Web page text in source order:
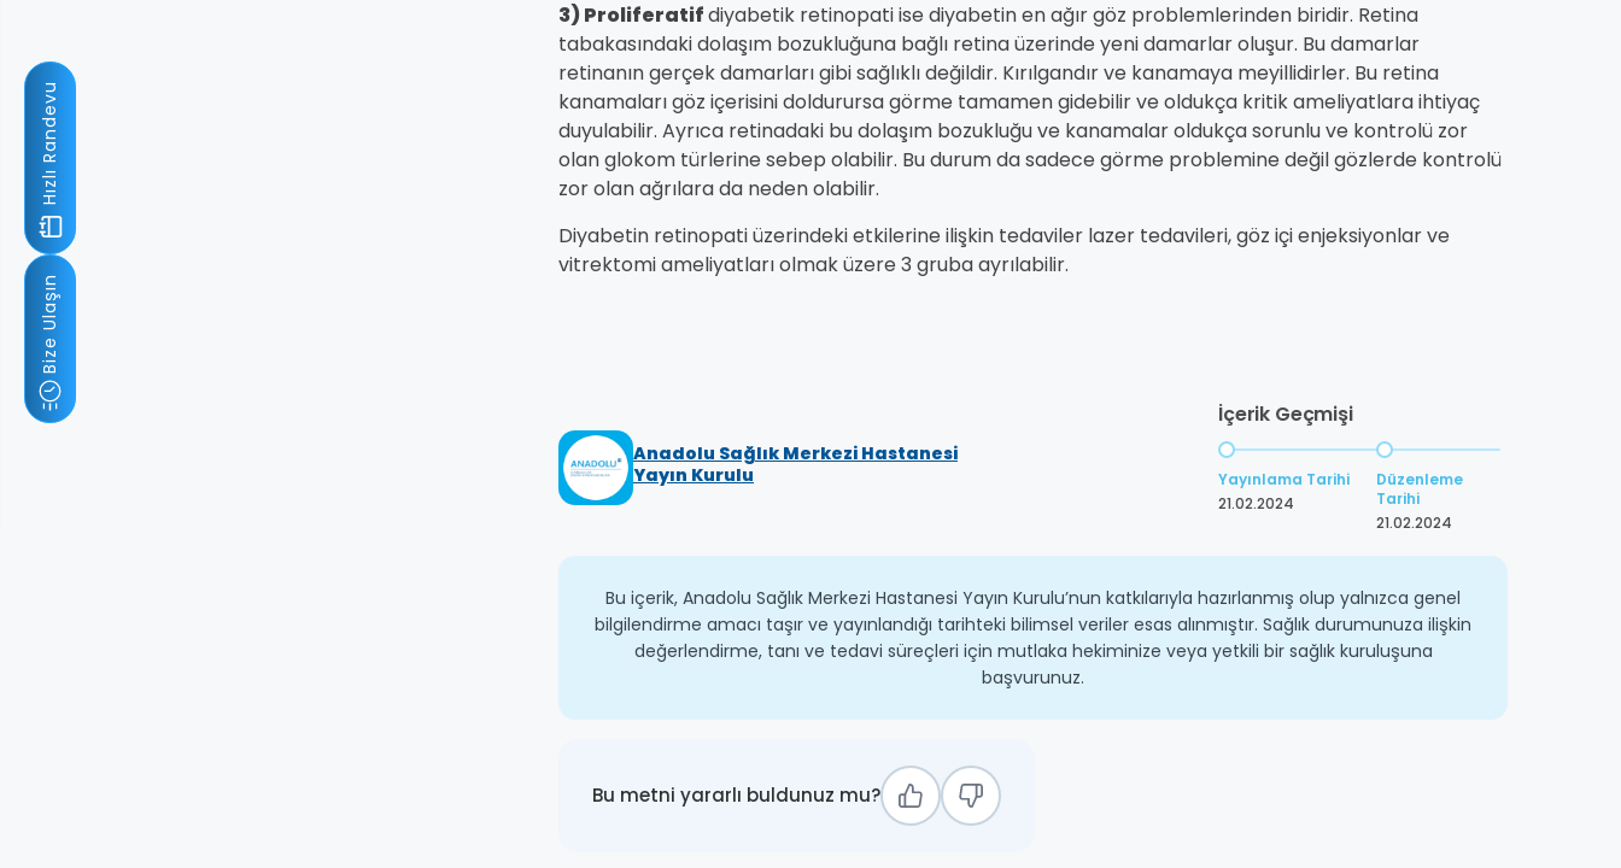
3) Proliferatifdiyabetik retinopati ise diyabetin en ağır göz problemlerinden biridir. Retina
tabakasındaki dolaşım bozukluğuna bağlı retina üzerinde yeni damarlar oluşur. Bu damarlar
retinanın gerçek damarları gibi sağlıklı değildir. Kırılgandır ve kanamaya meyillidirler. Bu retina
kanamaları göz içerisini doldurursa görme tamamen gidebilir ve oldukça kritik ameliyatlara ihtiyaç
duyulabilir. Ayrıca retinadaki bu dolaşım bozukluğu ve kanamalar oldukça sorunlu ve kontrolü zor
olan glokom türlerine sebep olabilir. Bu durum da sadece görme problemine değil gözlerde kontrolü
zor olan ağrılara da neden olabilir.
Diyabetin retinopati üzerindeki etkilerine ilişkin tedaviler lazer tedavileri, göz içi enjeksiyonlar ve
vitrektomi ameliyatları olmak üzere 3 gruba ayrılabilir.
Anadolu Sağlık Merkezi Hastanesi
Yayın Kurulu
İçerik Geçmişi
Yayınlama Tarihi
21.02.2024
Düzenleme
Tarihi
21.02.2024
Bu içerik, Anadolu Sağlık Merkezi Hastanesi Yayın Kurulu’nun katkılarıyla hazırlanmış olup yalnızca genel
bilgilendirme amacı taşır ve yayınlandığı tarihteki bilimsel veriler esas alınmıştır. Sağlık durumunuza ilişkin
değerlendirme, tanı ve tedavi süreçleri için mutlaka hekiminize veya yetkili bir sağlık kuruluşuna
başvurunuz.
Bu metni yararlı buldunuz mu?
Hızlı Randevu
Bize Ulaşın